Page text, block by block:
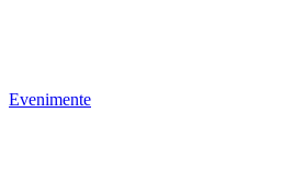
Evenimente